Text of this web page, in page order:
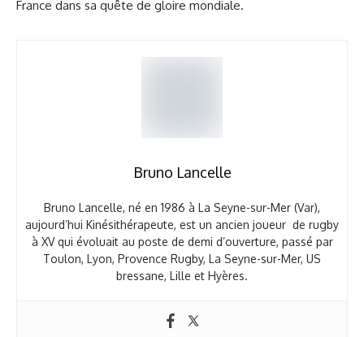
France dans sa quête de gloire mondiale.
Bruno Lancelle
Bruno Lancelle, né en 1986 à La Seyne-sur-Mer (Var),
aujourd’hui Kinésithérapeute, est un ancien joueur de rugby
à XV qui évoluait au poste de demi d’ouverture, passé par
Toulon, Lyon, Provence Rugby, La Seyne-sur-Mer, US
bressane, Lille et Hyères.